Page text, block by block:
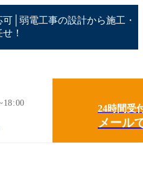
│弱電工事の設計から施工・
！
24時間受
メール